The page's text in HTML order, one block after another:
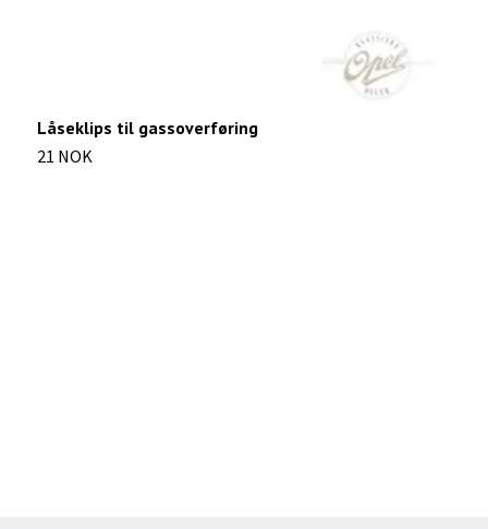
Låseklips til gassoverføring
21 NOK